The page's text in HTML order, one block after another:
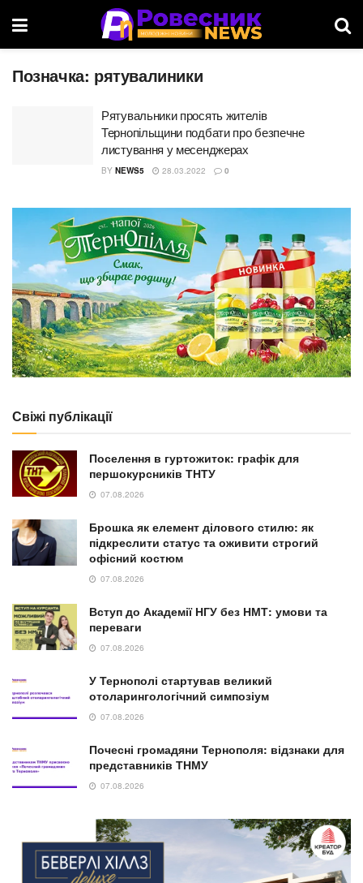
Позначка: рятувалиники
Рятувальники просять жителів
Тернопільщини подбати про безпечне
листування у месенджерах
BY NEWS5 28.03.2022 0
Свіжі публікації
Поселення в гуртожиток: графік для
першокурсників ТНТУ
07.08.2026
Брошка як елемент ділового стилю: як
підкреслити статус та оживити строгий
офісний костюм
07.08.2026
Вступ до Академії НГУ без НМТ: умови та
переваги
07.08.2026
У Тернополі стартував великий
отоларингологічний симпозіум
07.08.2026
Почесні громадяни Тернополя: відзнаки для
представників ТНМУ
07.08.2026